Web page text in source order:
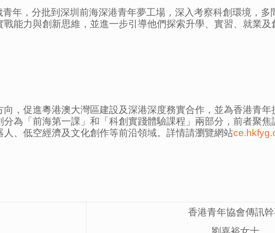
年，分批到深圳前海深港青年夢工場，深入考察科創環境，多
能力與創新思維，並進一步引導他們探索升學、實習、就業
，促進粵港澳大灣區建設及深港深度務實合作，並為香港青
為「前海第一課」和「科創實踐體驗課程」兩部分，前者聚
、低空經濟及文化創作等前沿領域。詳情請瀏覽網站
香港青年協會傳訊